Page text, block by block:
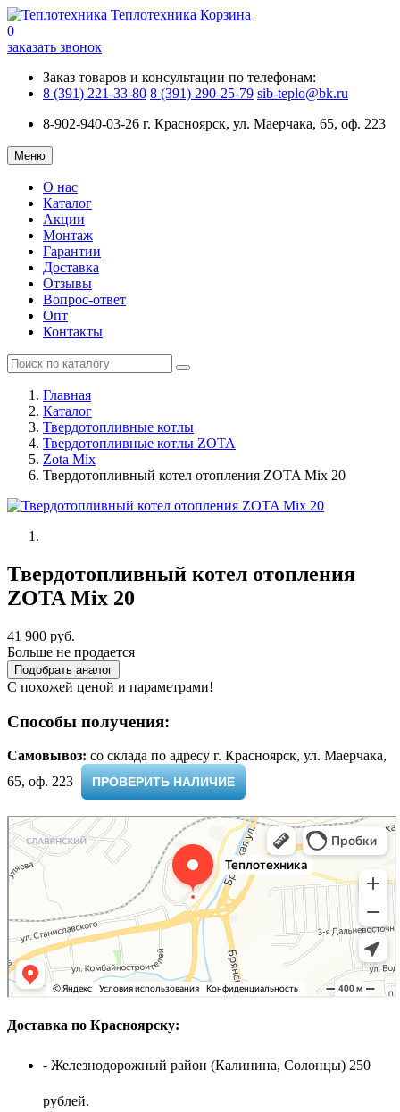
Теплотехника Корзина
0
заказать звонок
Заказ товаров и консультации по телефонам:
8 (391) 221-33-80 8 (391) 290-25-79 sib-teplo@bk.ru
8-902-940-03-26 г. Красноярск, ул. Маерчака, 65, оф. 223
Меню
О нас
Каталог
Акции
Монтаж
Гарантии
Доставка
Отзывы
Вопрос-ответ
Опт
Контакты
Главная
Каталог
Твердотопливные котлы
Твердотопливные котлы ZOTA
Zota Mix
Твердотопливный котел отопления ZOTA Mix 20
Твердотопливный котел отопления
ZOTA Mix 20
41 900 руб.
Больше не продается
Подобрать аналог
С похожей ценой и параметрами!
Способы получения:
Самовывоз: cо склада по адресу г. Красноярск, ул. Маерчака,
65, оф. 223 ​
ПРОВЕРИТЬ НАЛИЧИЕ
Доставка по Красноярску:
- Железнодорожный район (Калинина, Солонцы) 250
рублей.